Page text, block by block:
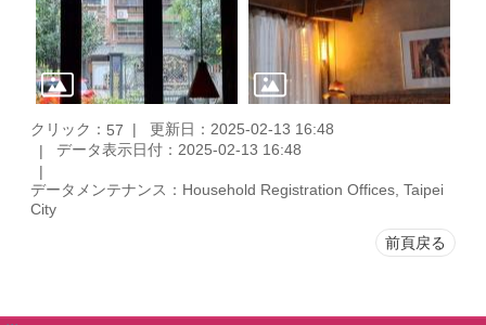
クリック： 57
更新日：2025-02-13 16:48
データ表示日付：2025-02-13 16:48
データメンテナンス：Household Registration Offices, Taipei
City
前頁戻る